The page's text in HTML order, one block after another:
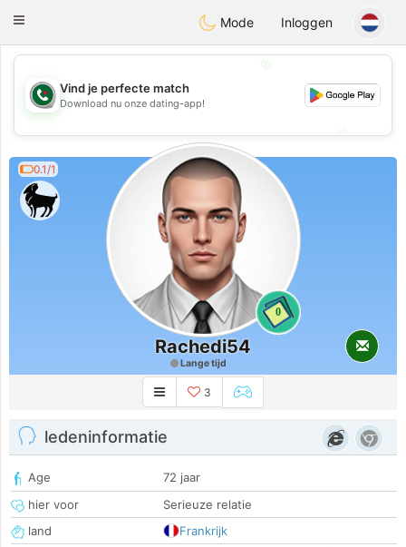
Weshrak
Toggle
Mode Inloggen
💖
💕
Vind je perfecte match
Download nu onze dating-app!
0.1/1
0
Rachedi54
Lange tijd
3
ledeninformatie
Age
72 jaar
hier voor
Serieuze relatie
land
Frankrijk